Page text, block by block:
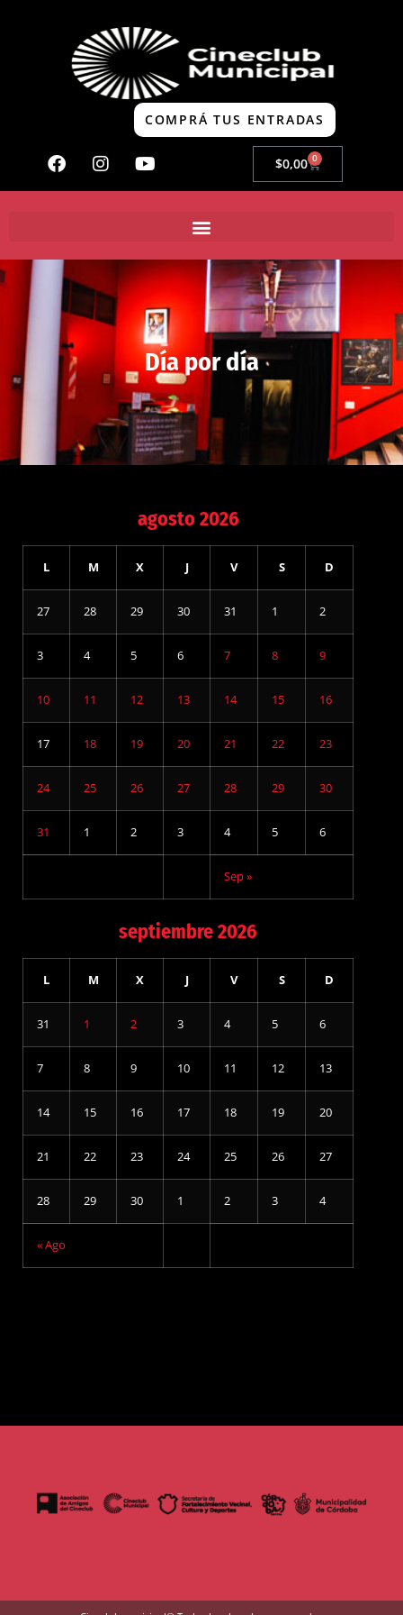
COMPRÁ TUS ENTRADAS
$0,00 0
Día por día
agosto 2026
Sep »
L M X J V S D
27 28 29 30 31 1 2
3 4 5 6 7 8 9
10 11 12 13 14 15 16
17 18 19 20 21 22 23
24 25 26 27 28 29 30
31 1 2 3 4 5 6
septiembre 2026
« Ago
L M X J V S D
31 1 2 3 4 5 6
7 8 9 10 11 12 13
14 15 16 17 18 19 20
21 22 23 24 25 26 27
28 29 30 1 2 3 4